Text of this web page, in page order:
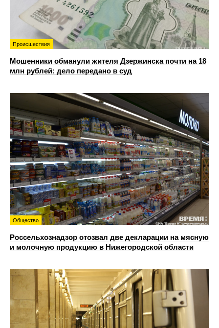
Происшествия
Мошенники обманули жителя Дзержинска почти на 18
млн рублей: дело передано в суд
Общество
Россельхознадзор отозвал две декларации на мясную
и молочную продукцию в Нижегородской области